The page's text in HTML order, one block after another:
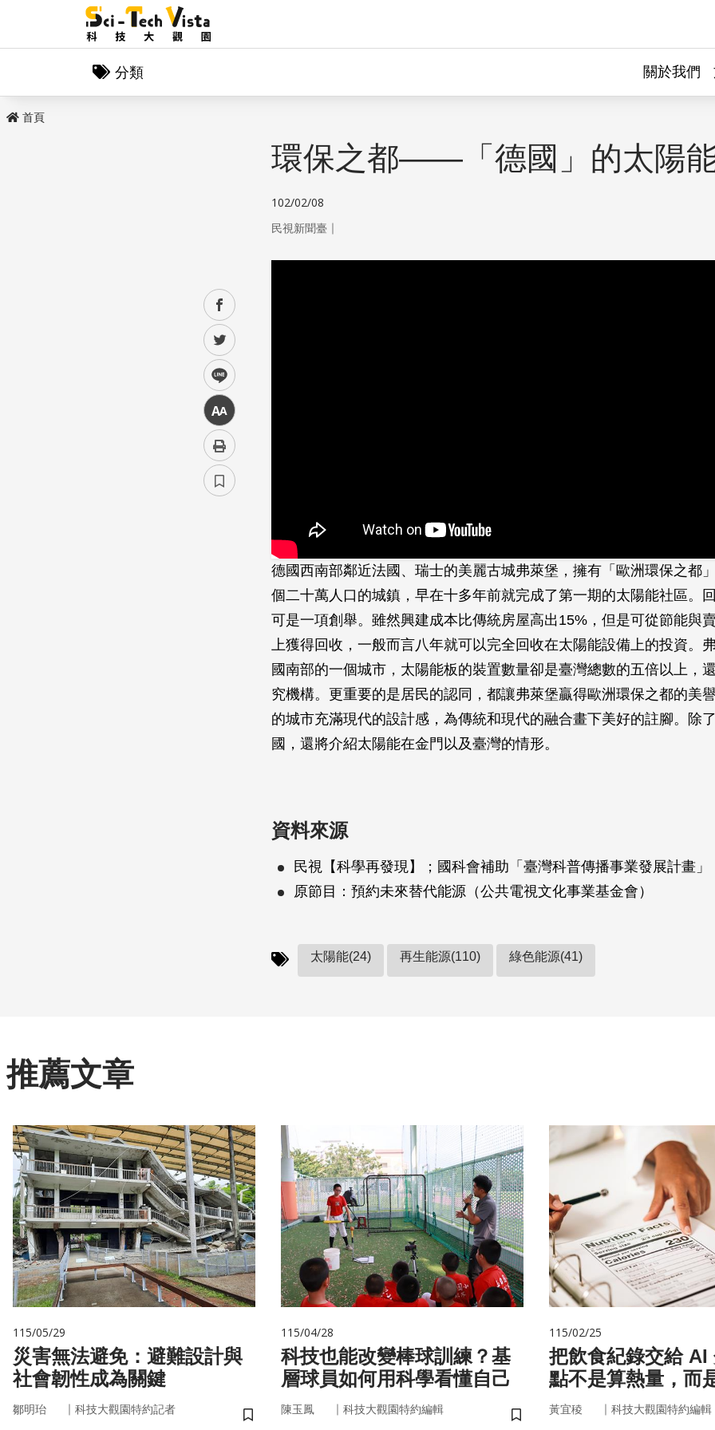
分類 關於我們
首頁
facebook
twitter
line
中
環保之都——「德國」的太陽
102/02/08
民視新聞臺 ｜
德國西南部鄰近法國、瑞士的美麗古城弗萊堡，擁有「歐洲環保之都
個二十萬人口的城鎮，早在十多年前就完成了第一期的太陽能社區。
可是一項創舉。雖然興建成本比傳統房屋高出15%，但是可從節能與
上獲得回收，一般而言八年就可以完全回收在太陽能設備上的投資。
國南部的一個城市，太陽能板的裝置數量卻是臺灣總數的五倍以上，
究機構。更重要的是居民的認同，都讓弗萊堡贏得歐洲環保之都的美
的城市充滿現代的設計感，為傳統和現代的融合畫下美好的註腳。除
國，還將介紹太陽能在金門以及臺灣的情形。
資料來源
民視【科學再發現】；國科會補助「臺灣科普傳播事業發展計畫」
原節目：預約未來替代能源（公共電視文化事業基金會）
太陽能(24) 再生能源(110) 綠色能源(41)
推薦文章
115/05/29
災害無法避免：避難設計與
社會韌性成為關鍵
鄒明珆 ｜ 科技大觀園特約記者
儲存書籤
115/04/28
科技也能改變棒球訓練？基
層球員如何用科學看懂自己
陳玉鳳 ｜ 科技大觀園特約編輯
儲存書籤
115/02/25
把飲食紀錄交給 AI
點不是算熱量，而
的「飲食習慣」
黃宜稜 ｜ 科技大觀園特約編輯